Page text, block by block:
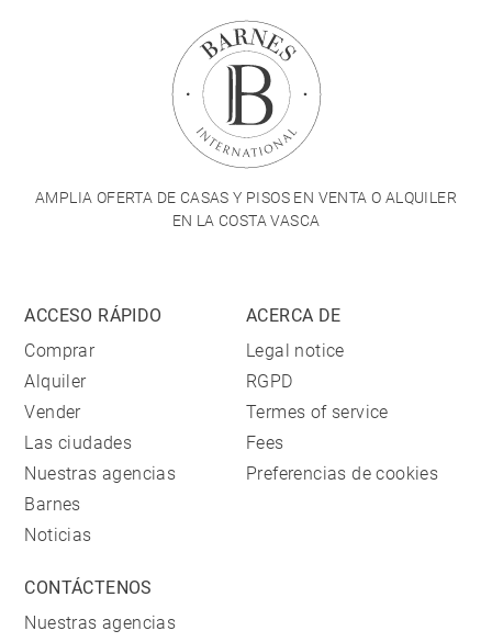
AMPLIA OFERTA DE CASAS Y PISOS EN VENTA O ALQUILER
EN LA COSTA VASCA
ACCESO RÁPIDO
Comprar
Alquiler
Vender
Las ciudades
Nuestras agencias
Barnes
Noticias
ACERCA DE
Legal notice
RGPD
Termes of service
Fees
Preferencias de cookies
CONTÁCTENOS
Nuestras agencias